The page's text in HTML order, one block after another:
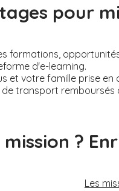
pour
formations,
d'e-learning.
et votre famille prise
transport remboursés
?
Les